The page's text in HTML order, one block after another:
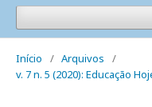
Início / Arquivos
/
v. 7 n. 5 (2020): Educação